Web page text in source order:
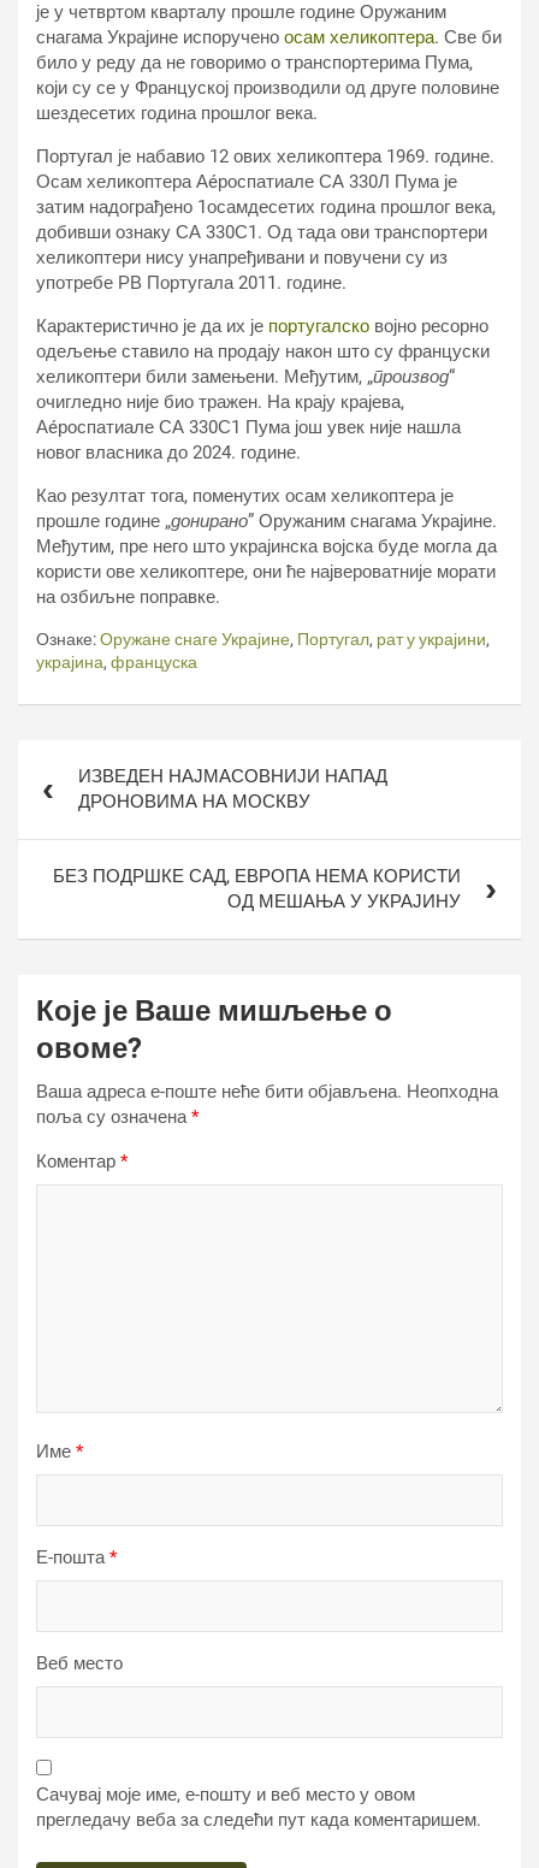
је у четвртом кварталу прошле године Оружаним
снагама Украјине испоручено осам хеликоптера. Све би
било у реду да не говоримо о транспортерима Пума,
који су се у Француској производили од друге половине
шездесетих година прошлог века.
Португал је набавио 12 ових хеликоптера 1969. године.
Осам хеликоптера Аéроспатиале СА 330Л Пума је
затим надограђено 1осамдесетих година прошлог века,
добивши ознаку СА 330С1. Од тада ови транспортери
хеликоптери нису унапређивани и повучени су из
употребе РВ Португала 2011. године.
Карактеристично је да их је португалско војно ресорно
одељење ставило на продају након што су француски
хеликоптери били замењени. Међутим, „производ“
очигледно није био тражен. На крају крајева,
Аéроспатиале СА 330С1 Пума још увек није нашла
новог власника до 2024. године.
Као резултат тога, поменутих осам хеликоптера је
прошле године „донирано” Оружаним снагама Украјине.
Међутим, пре него што украјинска војска буде могла да
користи ове хеликоптере, они ће највероватније морати
на озбиљне поправке.
Ознаке:Оружане снаге Украјине, Португал, рат у украјини,
украјина, француска
чланкаИЗВЕДЕН НАЈМАСОВНИЈИ НАПАД
ДРОНОВИМА НА МОСКВУ
БЕЗ ПОДРШКЕ САД, ЕВРОПА НЕМА КОРИСТИ
ОД МЕШАЊА У УКРАЈИНУ
Које је Ваше мишљење о
овоме?
Ваша адреса е-поште неће бити објављена. Неопходна
поља су означена*
Коментар *
Име *
Е-пошта*
Веб место
Сачувај моје име, е-пошту и веб место у овом
прегледачу веба за следећи пут када коментаришем.